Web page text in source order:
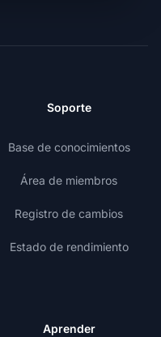
Soporte
Base de conocimientos
Área de miembros
Registro de cambios
Estado de rendimiento
Aprender